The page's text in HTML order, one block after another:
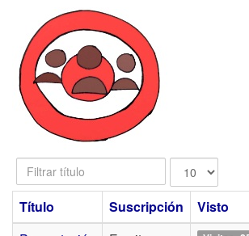
Filtrar
título
Cantidad
mostrar
Título Suscripción
Visto